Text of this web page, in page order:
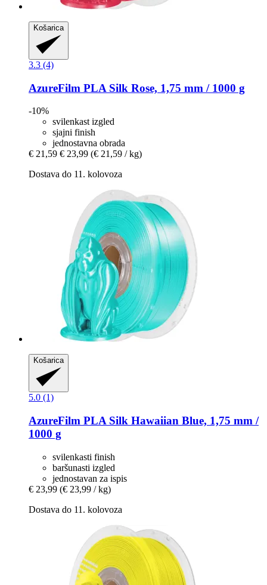
Košarica
3.3 (4)
AzureFilm PLA Silk Rose, 1,75 mm / 1000 g
-10%
svilenkast izgled
sjajni finish
jednostavna obrada
€ 21,59 € 23,99 (€ 21,59 / kg)
Dostava do 11. kolovoza
Košarica
5.0 (1)
AzureFilm PLA Silk Hawaiian Blue, 1,75 mm /
1000 g
svilenkasti finish
baršunasti izgled
jednostavan za ispis
€ 23,99 (€ 23,99 / kg)
Dostava do 11. kolovoza